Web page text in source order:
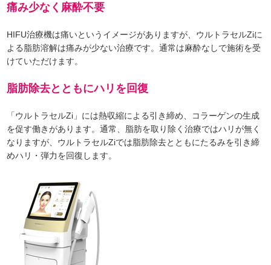
痛み少なく麻酔不要
HIFU治療機は痛いというイメージがありますが、ウルトラセルZiに
よる脂肪溶解は痛みが少ない治療です。通常は麻酔なしで施術を受
けていただけます。
脂肪除去とともにハリを回復
「ウルトラセルZi」には熱収縮による引き締め、コラーゲンの生成
を促す働きがあります。通常、脂肪を取り除く治療ではハリが無く
なりますが、ウルトラセルZiでは脂肪除去とともにたるみを引き締
めハリ・弾力を回復します。